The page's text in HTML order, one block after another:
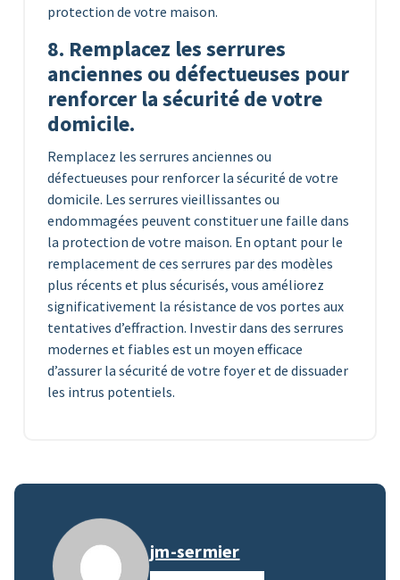
protection de votre maison.
8. Remplacez les serrures
anciennes ou défectueuses pour
renforcer la sécurité de votre
domicile.
Remplacez les serrures anciennes ou
défectueuses pour renforcer la sécurité de votre
domicile. Les serrures vieillissantes ou
endommagées peuvent constituer une faille dans
la protection de votre maison. En optant pour le
remplacement de ces serrures par des modèles
plus récents et plus sécurisés, vous améliorez
significativement la résistance de vos portes aux
tentatives d’effraction. Investir dans des serrures
modernes et fiables est un moyen efficace
d’assurer la sécurité de votre foyer et de dissuader
les intrus potentiels.
jm-sermier